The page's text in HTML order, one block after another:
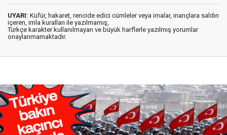
UYARI: Küfür, hakaret, rencide edici cümleler veya imalar, inançlara saldırı
içeren, imla kuralları ile yazılmamış,
Türkçe karakter kullanılmayan ve büyük harflerle yazılmış yorumlar
onaylanmamaktadır.